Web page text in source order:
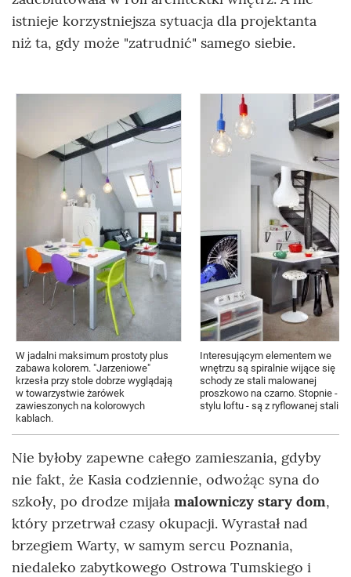
istnieje korzystniejsza sytuacja dla projektanta
niż ta, gdy może "zatrudnić" samego siebie.
W jadalni maksimum prostoty plus
zabawa kolorem. "Jarzeniowe"
krzesła przy stole dobrze wyglądają
w towarzystwie żarówek
zawieszonych na kolorowych
kablach.
Interesującym elementem we
wnętrzu są spiralnie wijące się
schody ze stali malowanej
proszkowo na czarno. Stopnie - w
stylu loftu - są z ryflowanej stali.
Nie byłoby zapewne całego zamieszania, gdyby
nie fakt, że Kasia codziennie, odwożąc syna do
szkoły, po drodze mijała malowniczy stary dom,
który przetrwał czasy okupacji. Wyrastał nad
brzegiem Warty, w samym sercu Poznania,
niedaleko zabytkowego Ostrowa Tumskiego i